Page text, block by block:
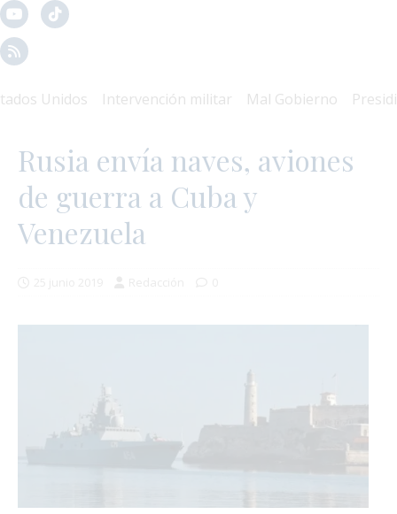
Unidos Intervención militar Mal Gobierno Presidio
Rusia envía naves, aviones
de guerra a Cuba y
Venezuela